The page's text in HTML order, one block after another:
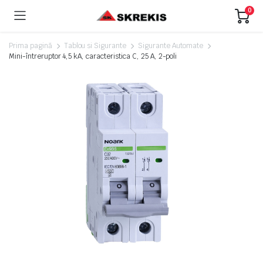
0
Prima pagină Tablou si Sigurante
Sigurante Automate
Mini-întreruptor 4,5 kA, caracteristica C, 25 A, 2-poli